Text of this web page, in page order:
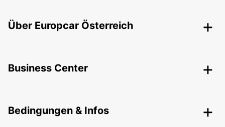
Über Europcar Österreich
Business Center
Bedingungen & Infos